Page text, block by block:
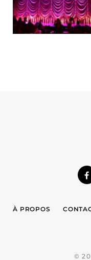
À PROPOS
©